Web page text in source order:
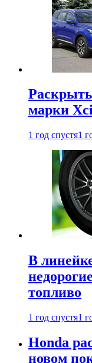
марки
1 год спустя1
В
топливо
1 год спустя1
Honda
новом